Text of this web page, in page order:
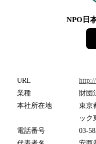
NPO日0
URL
業種
財団
本社所在地
東京
ック
電話番号
03-